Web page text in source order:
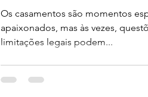
Os casamentos são momentos
apaixonados, mas às vezes,
limitações legais podem...